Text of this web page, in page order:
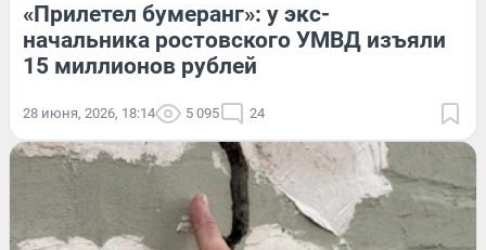
«Прилетел бумеранг»: у экс-
начальника ростовского УМВД изъяли
15 миллионов рублей
28 июня, 2026, 18:14 5 095 24